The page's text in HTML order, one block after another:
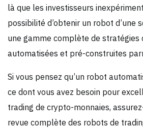
là que les investisseurs
possibilité d’obtenir un robot d’une
une gamme complète de stratégies
automatisées et pré-construites
Si vous pensez qu’un robot
ce dont vous avez besoin pour
trading de crypto-monnaies,
revue complète des robots de